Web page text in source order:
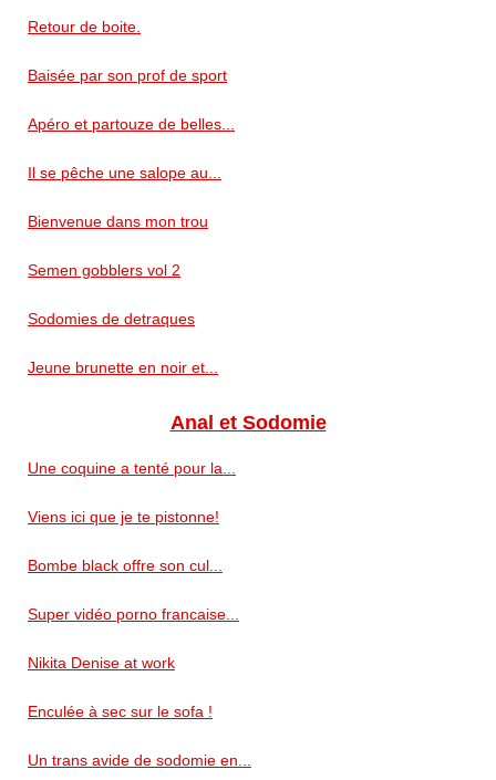
Retour de boite.
Baisée par son prof de sport
Apéro et partouze de belles...
Il se pêche une salope au...
Bienvenue dans mon trou
Semen gobblers vol 2
Sodomies de detraques
Jeune brunette en noir et...
Anal et Sodomie
Une coquine a tenté pour la...
Viens ici que je te pistonne!
Bombe black offre son cul...
Super vidéo porno francaise...
Nikita Denise at work
Enculée à sec sur le sofa !
Un trans avide de sodomie en...